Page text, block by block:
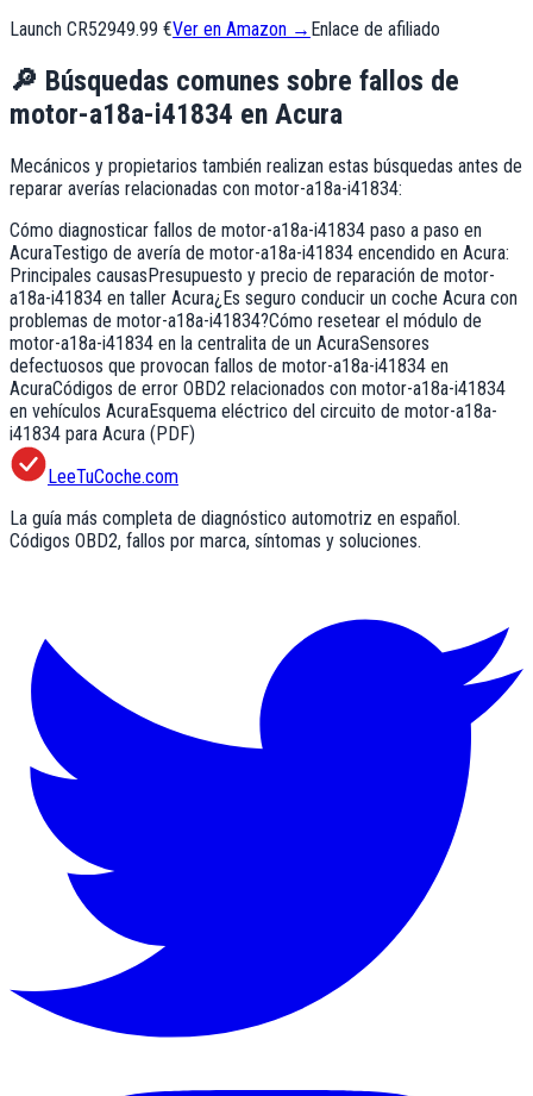
Launch CR52949.99 €Ver en Amazon → Enlace de afiliado
🔎 Búsquedas comunes sobre fallos de
motor-a18a-i41834 en Acura
Mecánicos y propietarios también realizan estas búsquedas antes de
reparar averías relacionadas con motor-a18a-i41834:
Cómo diagnosticar fallos de motor-a18a-i41834 paso a paso en
AcuraTestigo de avería de motor-a18a-i41834 encendido en Acura:
Principales causasPresupuesto y precio de reparación de motor-
a18a-i41834 en taller Acura¿Es seguro conducir un coche Acura con
problemas de motor-a18a-i41834?Cómo resetear el módulo de
motor-a18a-i41834 en la centralita de un AcuraSensores
defectuosos que provocan fallos de motor-a18a-i41834 en
AcuraCódigos de error OBD2 relacionados con motor-a18a-i41834
en vehículos AcuraEsquema eléctrico del circuito de motor-a18a-
i41834 para Acura (PDF)
LeeTuCoche.com
La guía más completa de diagnóstico automotriz en español.
Códigos OBD2, fallos por marca, síntomas y soluciones.